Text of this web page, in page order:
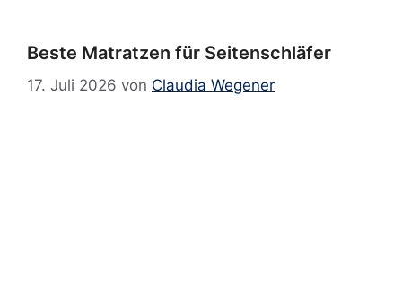
Beste Matratzen für Seitenschläfer
17. Juli 2026 von Claudia Wegener